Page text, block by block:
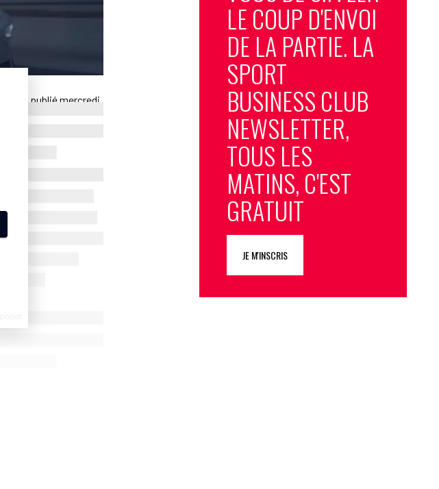
publié mercredi
le 5 juillet 2026.
LE COUP D'ENVOI
DE LA PARTIE. LA
SPORT
BUSINESS CLUB
NEWSLETTER,
TOUS LES
MATINS, C'EST
GRATUIT
JE M'INSCRIS